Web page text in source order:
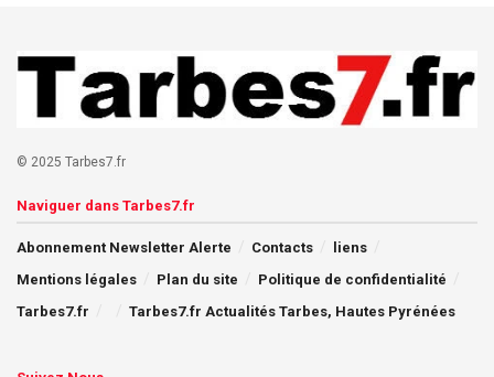
© 2025 Tarbes7.fr
Naviguer dans Tarbes7.fr
Abonnement Newsletter Alerte Contacts
liens
Mentions légales
Plan du site
Politique de confidentialité
Tarbes7.fr
Tarbes7.fr Actualités Tarbes, Hautes Pyrénées